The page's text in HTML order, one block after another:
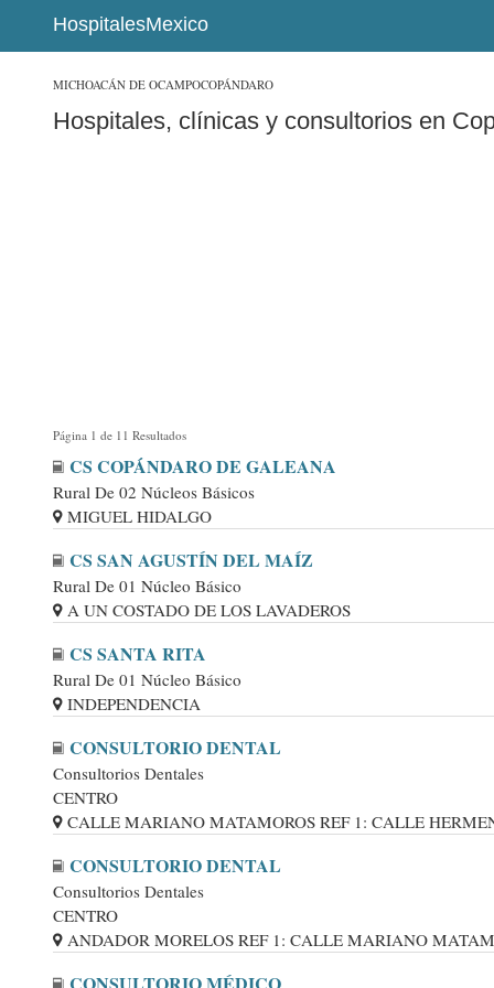
HospitalesMexico
MICHOACÁN DE OCAMPOCOPÁNDARO
Hospitales, clínicas y consultorios en
Página 1 de 11 Resultados
CS COPÁNDARO DE GALEANA
Rural De 02 Núcleos Básicos
MIGUEL HIDALGO
CS SAN AGUSTÍN DEL MAÍZ
Rural De 01 Núcleo Básico
A UN COSTADO DE LOS LAVADEROS
CS SANTA RITA
Rural De 01 Núcleo Básico
INDEPENDENCIA
CONSULTORIO DENTAL
Consultorios Dentales
CENTRO
CALLE MARIANO MATAMOROS REF 1: CALLE
CONSULTORIO DENTAL
Consultorios Dentales
CENTRO
ANDADOR MORELOS REF 1: CALLE MARIANO